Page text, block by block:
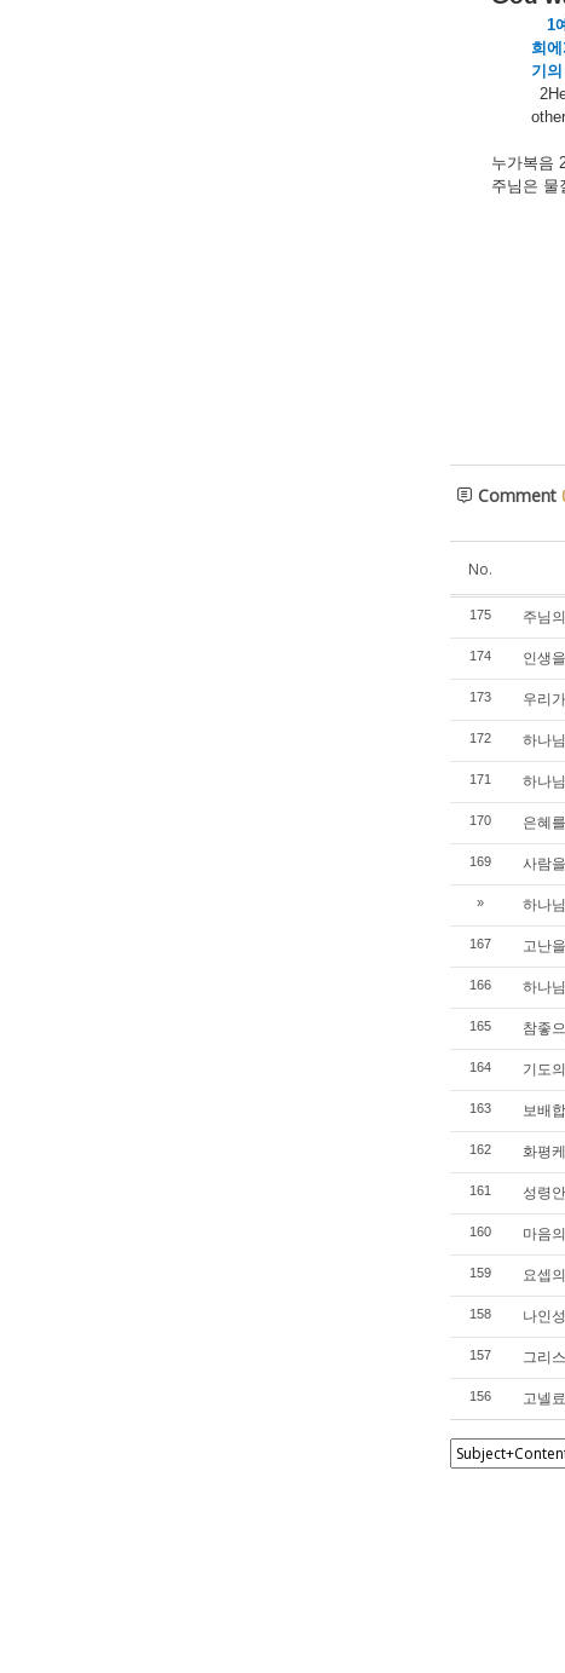
1
희에
기의
누가복음
주님은 물
Comment
No.
175 주님
174 인생
173 우리
172 하나
171 하나
170 은혜
169 사람
» 하나
167 고난
166 하나
165 참좋
164 기도
163 보배
162 화평
161 성령
160 마음
159 요셉
158 나인
157 그리
156 고넬